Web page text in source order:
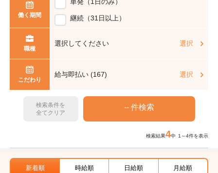
働く期間
単発（1日のみ）
継続（31日以上）
職種
選択してください 選択
こだわり
給与即払い (167) 選択
検索条件を
全てクリア
検索結果4中 1～4件を表示
新着順 時給順 日給順 月給順